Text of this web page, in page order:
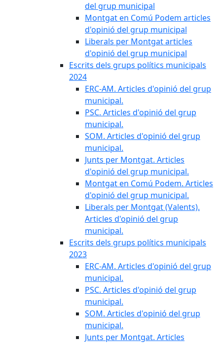
del grup municipal
Montgat en Comú Podem articles
d'opinió del grup municipal
Liberals per Montgat articles
d'opinió del grup municipal
Escrits dels grups polítics municipals
2024
ERC-AM. Articles d'opinió del grup
municipal.
PSC. Articles d'opinió del grup
municipal.
SOM. Articles d'opinió del grup
municipal.
Junts per Montgat. Articles
d'opinió del grup municipal.
Montgat en Comú Podem. Articles
d'opinió del grup municipal.
Liberals per Montgat (Valents).
Articles d'opinió del grup
municipal.
Escrits dels grups polítics municipals
2023
ERC-AM. Articles d'opinió del grup
municipal.
PSC. Articles d'opinió del grup
municipal.
SOM. Articles d'opinió del grup
municipal.
Junts per Montgat. Articles